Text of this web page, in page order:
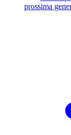
prossima